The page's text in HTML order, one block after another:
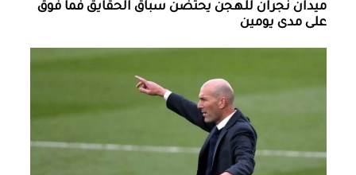
ميدان نجران للهجن يحتضن سباق الحقايق فما فوق
على مدى يومين